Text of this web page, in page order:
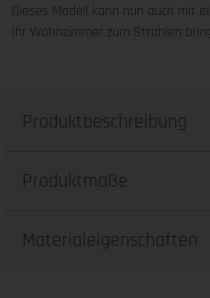
Dieses Modell kann nun auch mit
Ihr Wohnzimmer zum Strahlen
Produktbeschreibung
Produktmaße
Materialeigenschaften